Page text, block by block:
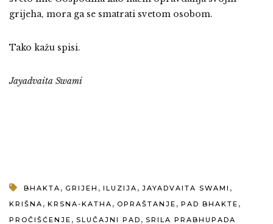
grijeha, mora ga se smatrati svetom osobom.
Tako kažu spisi.
Jayadvaita Swami
BHAKTA , GRIJEH , ILUZIJA , JAYADVAITA SWAMI ,
KRIŠNA , KRSNA-KATHA , OPRAŠTANJE , PAD BHAKTE ,
PROČIŠĆENJE , SLUČAJNI PAD , SRILA PRABHUPADA